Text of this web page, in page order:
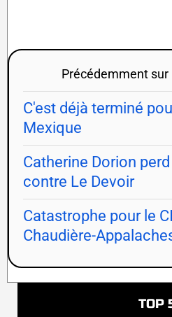
Précédemment sur
C'est déjà terminé
Mexique
Catherine Dorion
contre Le Devoir
Catastrophe pour le
Chaudière-
TOP